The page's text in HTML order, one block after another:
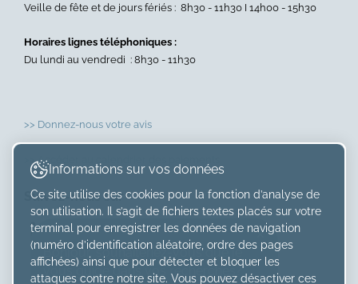
Veille de fête et de jours fériés : 8h30 - 11h30 I 14h00 - 15h30
Horaires lignes téléphoniques :
Du lundi au vendredi : 8h30 - 11h30
>> Donnez-nous votre avis
>> Accéder au calendrier des paiements
Suivez-nous sur
Informations sur vos données
Ce site utilise des cookies pour la fonction d’analyse de
son utilisation. Il s’agit de fichiers textes placés sur votre
terminal pour enregistrer les données de navigation
(numéro d’identification aléatoire, ordre des pages
affichées) ainsi que pour détecter et bloquer les
attaques contre notre site. Vous pouvez désactiver ces
Bonjour, souhaiteriez-vous que je
vous guide dans vos recherches?
×